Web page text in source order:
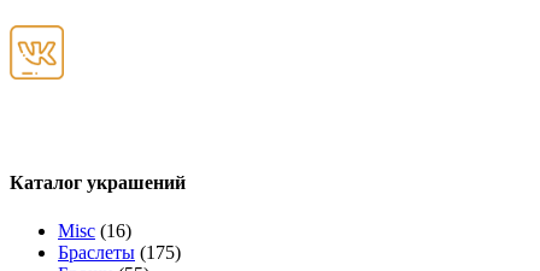
Каталог украшений
Misc (16)
Браслеты (175)